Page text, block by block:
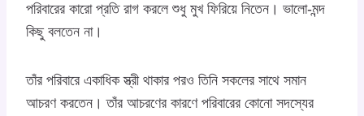
পরিবারের কারো প্রতি রাগ করলে শুধু মুখ ফিরিয়ে নিতেন। ভালো-মন্দ
কিছু বলতেন না।
তাঁর পরিবারে একাধিক স্ত্রী থাকার পরও তিনি সকলের সাথে সমান
আচরণ করতেন। তাঁর আচরণের কারণে পরিবারের কোনো সদস্যের